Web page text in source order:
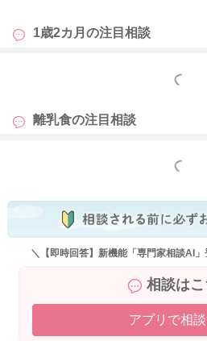
1歳2カ月の注目相談
もっと見る
離乳食の注目相談
もっと見る
＼【即時回答】新機能「専門家相談AI
相談はこ
アプリで相